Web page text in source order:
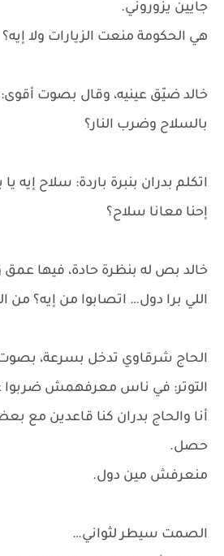
جايين يزوروني.
هي الحكومة منعت الزيارات ولا إيه؟
خالد ضيّق عينيه، وقال بصوت أقوى:
بالسلاح وضرب النار؟
اتكلم بدران بنبرة باردة: سلاح إيه
إحنا معانا سلاح؟
خالد بص له بنظرة حادة، فيها
اللي برا دول… اتصابوا من إيه؟ من
الحاج شرقاوي تدخل بسرعة،
التوتر: في ناس معرفهمش ضربوا
أنا والحاج بدران كنا قاعدين مع
حصل.
منعرفش مين دول.
الصمت سيطر لثواني…